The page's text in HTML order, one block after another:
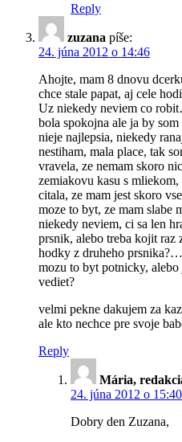
Reply
zuzana píše:
24. júna 2012 o 14:46
Ahojte, mam 8 dnovu
chce stale papat, aj cele
Uz niekedy neviem co
bola spokojna ale ja by
nieje najlepsia, niekedy
nestiham, mala place, tak
vravela, ze nemam skoro
zemiakovu kasu s
citala, ze mam jest skoro
moze to byt, ze mam slabe
niekedy neviem, ci sa len
prsnik, alebo treba kojit raz
hodky z druheho
mozu to byt potnicky,
vediet?
velmi pekne dakujem za
ale kto nechce pre svoje
Reply
Mária,
24. júna 2012 o 15:40
Dobry den Zuzana,